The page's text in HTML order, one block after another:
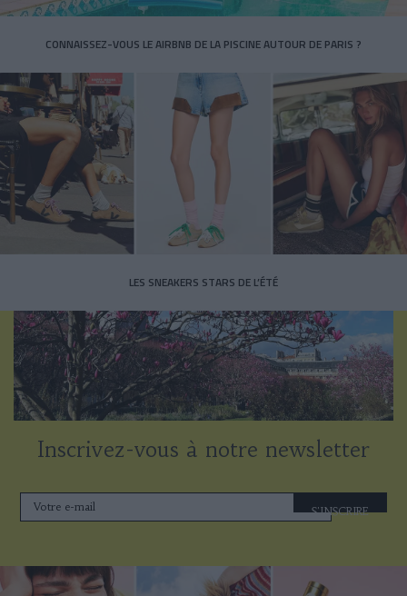
CONNAISSEZ-VOUS LE AIRBNB DE LA PISCINE AUTOUR DE PARIS ?
LES SNEAKERS STARS DE L’ÉTÉ
Inscrivez-vous à notre newsletter
S'INSCRIRE